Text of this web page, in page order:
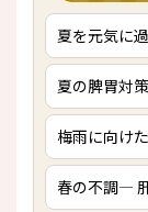
夏を元気に
夏の脾胃対
梅雨に向け
春の不調―